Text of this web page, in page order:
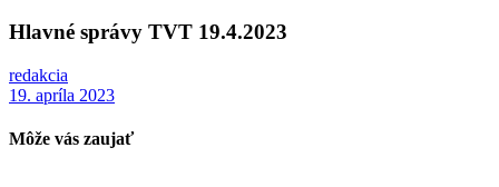
Hlavné správy TVT 19.4.2023
redakcia
19. apríla 2023
Môže vás zaujať